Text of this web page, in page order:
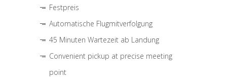
Festpreis
Automatische Flugmitverfolgung
45 Minuten Wartezeit ab Landung
Convenient pickup at precise meeting
point